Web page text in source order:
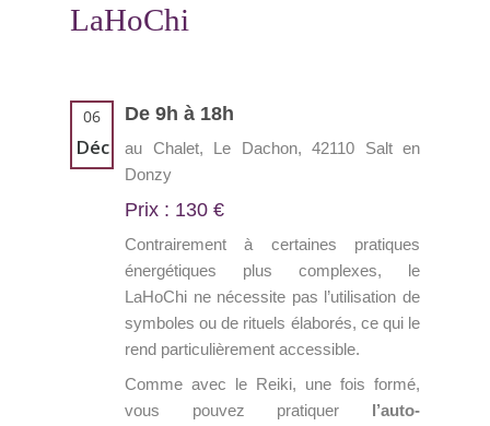
LaHoChi
06
Déc
De 9h à 18h
au Chalet, Le Dachon, 42110 Salt en
Donzy
Prix : 130 €
Contrairement à certaines pratiques
énergétiques plus complexes, le
LaHoChi ne nécessite pas l’utilisation de
symboles ou de rituels élaborés, ce qui le
rend particulièrement accessible.
Comme avec le Reiki, une fois formé,
vous pouvez pratiquer
l’auto-